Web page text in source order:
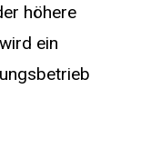
höhere
ein